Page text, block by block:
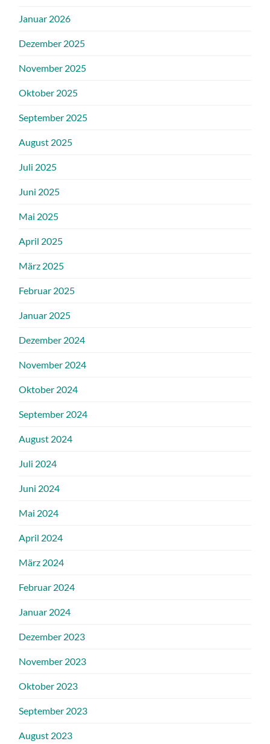
Januar 2026
Dezember 2025
November 2025
Oktober 2025
September 2025
August 2025
Juli 2025
Juni 2025
Mai 2025
April 2025
März 2025
Februar 2025
Januar 2025
Dezember 2024
November 2024
Oktober 2024
September 2024
August 2024
Juli 2024
Juni 2024
Mai 2024
April 2024
März 2024
Februar 2024
Januar 2024
Dezember 2023
November 2023
Oktober 2023
September 2023
August 2023